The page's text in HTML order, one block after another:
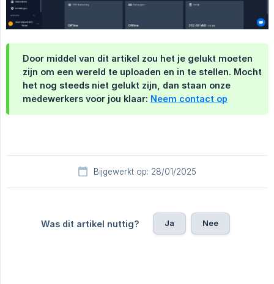
Door middel van dit artikel zou het je gelukt moeten
zijn om een wereld te uploaden en in te stellen. Mocht
het nog steeds niet gelukt zijn, dan staan onze
medewerkers voor jou klaar: Neem contact op
Bijgewerkt op: 28/01/2025
Was dit artikel nuttig? Ja Nee